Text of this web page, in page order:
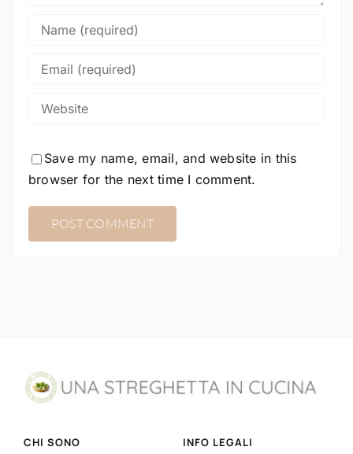
Save my name, email, and website in this
browser for the next time I comment.
CHI SONO INFO LEGALI